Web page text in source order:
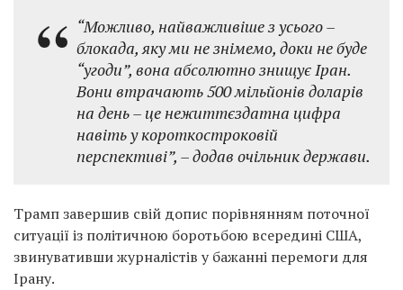
“Можливо, найважливіше з усього –
блокада, яку ми не знімемо, доки не буде
“угоди”, вона абсолютно знищує Іран.
Вони втрачають 500 мільйонів доларів
на день – це нежиттєздатна цифра
навіть у короткостроковій
перспективі”, – додав очільник держави.
Трамп завершив свій допис порівнянням поточної
ситуації із політичною боротьбою всередині США,
звинувативши журналістів у бажанні перемоги для
Ірану.